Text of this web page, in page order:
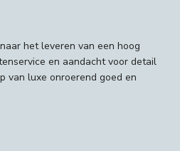
het leveren van een hoog
en aandacht voor detail
van luxe onroerend goed en